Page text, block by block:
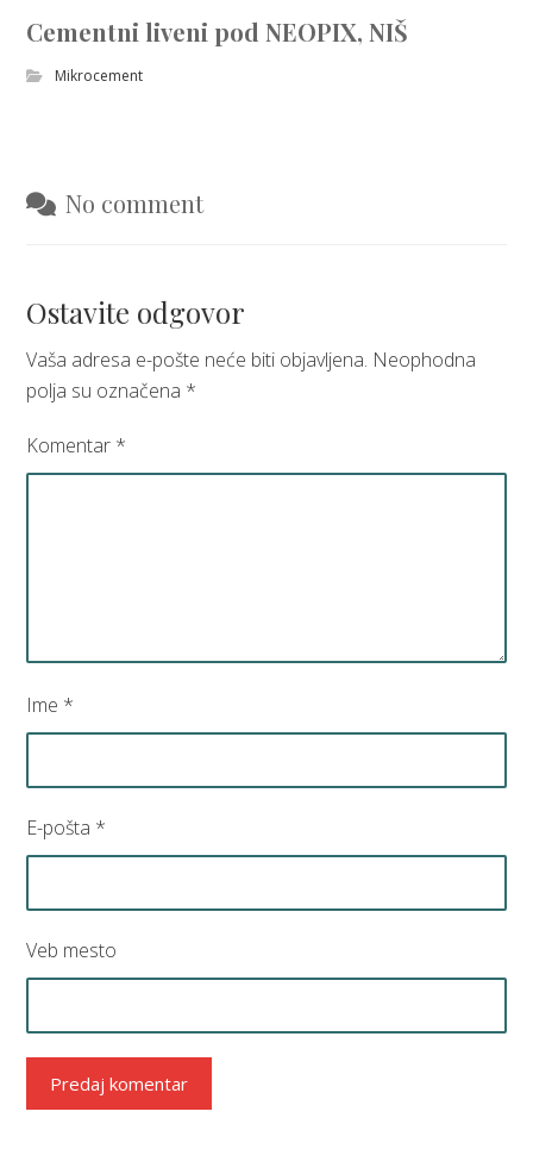
Cementni liveni pod NEOPIX, NIŠ
Mikrocement
No comment
Ostavite odgovor
Vaša adresa e-pošte neće biti objavljena. Neophodna
polja su označena *
Komentar *
Ime *
E-pošta *
Veb mesto
Predaj komentar